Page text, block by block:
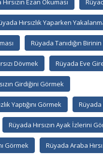
Ezan Okuması
Hırsızlık Yaparken
Rüyada Tanıdığın Birinin
Dövmek Rüyada Eve
Girdiğini Görmek
Yaptığını Görmek Rüyada
Rüyada Hırsızın Ayak İzlerini
Görmek Rüyada Araba